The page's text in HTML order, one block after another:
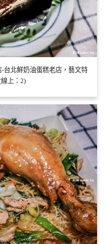
台北鮮奶油蛋糕老店，藝文特
上：2)